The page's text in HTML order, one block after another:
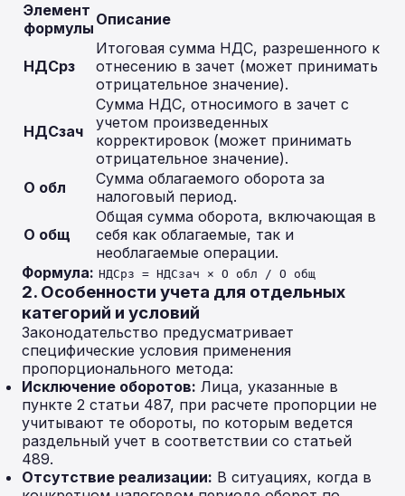
Элемент
формулы Описание
НДСрз
Итоговая сумма НДС, разрешенного к
отнесению в зачет (может принимать
отрицательное значение).
НДСзач
Сумма НДС, относимого в зачет с
учетом произведенных
корректировок (может принимать
отрицательное значение).
О обл
Сумма облагаемого оборота за
налоговый период.
О общ
Общая сумма оборота, включающая в
себя как облагаемые, так и
необлагаемые операции.
Формула: НДСрз = НДСзач × О обл / О общ
2. Особенности учета для отдельных
категорий и условий
Законодательство предусматривает
специфические условия применения
пропорционального метода:
Исключение оборотов: Лица, указанные в
пункте 2 статьи 487, при расчете пропорции не
учитывают те обороты, по которым ведется
раздельный учет в соответствии со статьей
489.
Отсутствие реализации: В ситуациях, когда в